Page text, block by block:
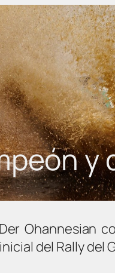
Ohannesian
del Rally del